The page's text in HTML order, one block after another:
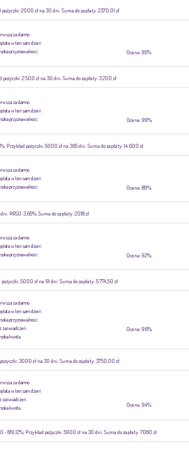
2000 zł na 30 dni. Suma do zapłaty: 2370,01 zł
za darmo
w ten sam dzień
przyznawalność
Ocena: 95%
pożyczki: 2 500 zł na 30 dni. Suma do zapłaty: 3 200 zł.
za darmo
w ten sam dzień
przyznawalność
Ocena: 99%
Przykład pożyczki: 5000 zł na 365 dni. Suma do zapłaty: 14 600 zł.
za darmo
w ten sam dzień
przyznawalność
Ocena: 89%
RRSO: 3,65%. Suma do zapłaty: 2018 zł
za darmo
w ten sam dzień
przyznawalność
Ocena: 92%
5000 zł na 61 dni. Suma do zapłaty: 5 774,50 zł
za darmo
w ten sam dzień
przyznawalność
zaświadczeń
kwota
Ocena: 96%
3000 zł na 30 dni. Suma do zapłaty: 3750,00 zł.
za darmo
w ten sam dzień
zaświadczeń
kwota
Ocena: 94%
819,12%. Przykład pożyczki: 5900 zł na 30 dni. Suma do zapłaty: 7080 zł.